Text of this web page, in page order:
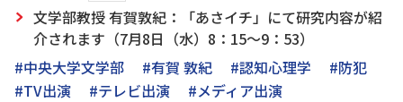
文学部教授 有賀敦紀：「あさイチ」にて研究内容が紹
介されます（7月8日（水）8：15～9：53）
#中央大学文学部
#有賀 敦紀 #認知心理学
#防犯
#TV出演
#テレビ出演 #メディア出演